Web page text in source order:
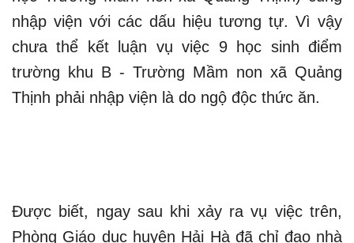
nhập viện với các dấu hiệu tương tự. Vì vậy
chưa thể kết luận vụ việc 9 học sinh điểm
trường khu B - Trường Mầm non xã Quảng
Thịnh phải nhập viện là do ngộ độc thức ăn.
Được biết, ngay sau khi xảy ra vụ việc trên,
Phòng Giáo dục huyện Hải Hà đã chỉ đạo nhà